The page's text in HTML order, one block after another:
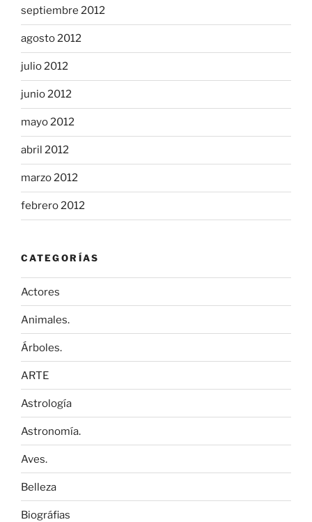
septiembre 2012
agosto 2012
julio 2012
junio 2012
mayo 2012
abril 2012
marzo 2012
febrero 2012
CATEGORÍAS
Actores
Animales.
Árboles.
ARTE
Astrología
Astronomía.
Aves.
Belleza
Biográfias